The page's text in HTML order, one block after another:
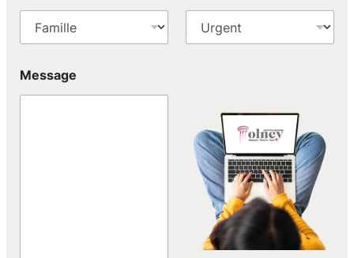
Message